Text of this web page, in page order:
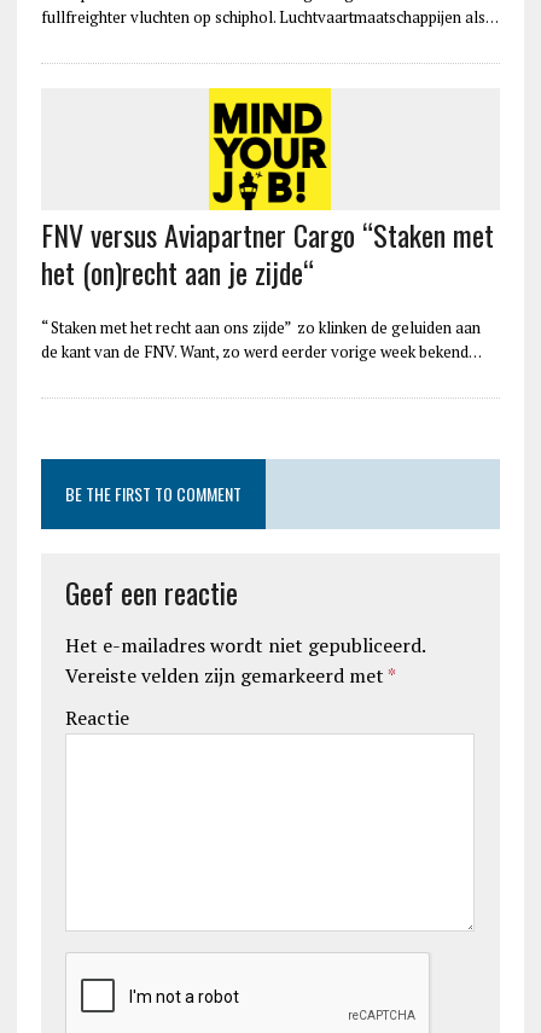
fullfreighter vluchten op schiphol. Luchtvaartmaatschappijen als…
FNV versus Aviapartner Cargo “Staken met
het (on)recht aan je zijde“
“ Staken met het recht aan ons zijde” zo klinken de geluiden aan
de kant van de FNV. Want, zo werd eerder vorige week bekend…
BE THE FIRST TO COMMENT
Geef een reactie
Het e-mailadres wordt niet gepubliceerd.
Vereiste velden zijn gemarkeerd met *
Reactie